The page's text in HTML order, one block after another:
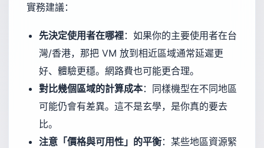
實務建議：
先決定使用者在哪裡：如果你的主要使用者在台
灣/香港，那把 VM 放到相近區域通常延遲更
好、體驗更穩。網路費也可能更合理。
對比幾個區域的計算成本：同樣機型在不同地區
可能仍會有差異。這不是玄學，是你真的要去
比。
注意「價格與可用性」的平衡：某些地區資源緊